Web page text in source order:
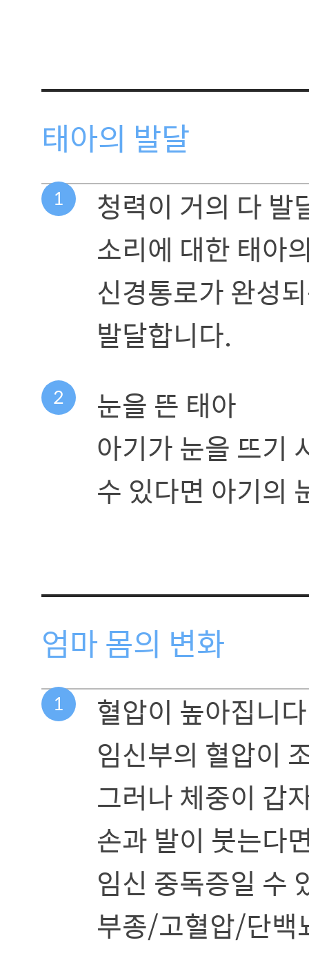
태아의 발달
1
청력이 거의 다 발
소리에 대한 태아
신경통로가 완성
발달합니다.
2
눈을 뜬 태아
아기가 눈을 뜨기
수 있다면 아기의
엄마 몸의 변화
1
혈압이 높아집니
임신부의 혈압이
그러나 체중이 갑
손과 발이 붓는다
임신 중독증일 수
부종/고혈압/단백